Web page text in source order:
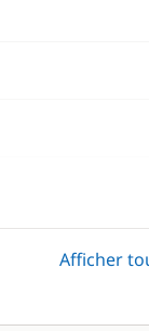
Afficher